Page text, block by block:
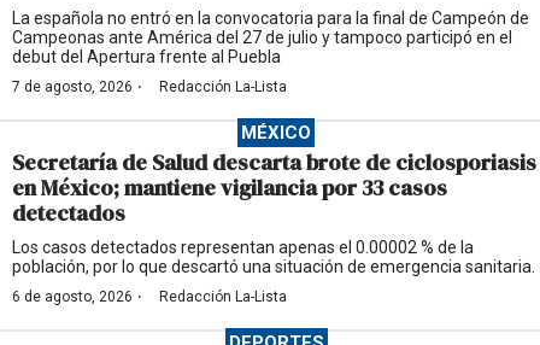
La española no entró en la convocatoria para la final de Campeón de
Campeonas ante América del 27 de julio y tampoco participó en el
debut del Apertura frente al Puebla
7 de agosto, 2026 · Redacción La-Lista
MÉXICO
Secretaría de Salud descarta brote de ciclosporiasis
en México; mantiene vigilancia por 33 casos
detectados
Los casos detectados representan apenas el 0.00002 % de la
población, por lo que descartó una situación de emergencia sanitaria.
6 de agosto, 2026 · Redacción La-Lista